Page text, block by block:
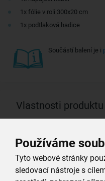
Používáme
Tyto webové stránky
sledovací nástroje s
1x fólie v roli 300x20 cm
1x podtlaková hadice
Součástí balení je i
Vlastnosti produktu
Materiál:
Délka (cm):